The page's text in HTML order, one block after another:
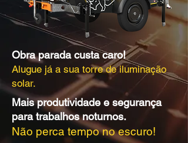
Obra parada custa caro!
Alugue já a sua torre de iluminação
solar.
Mais produtividade e segurança
para trabalhos noturnos.
Não perca tempo no escuro!